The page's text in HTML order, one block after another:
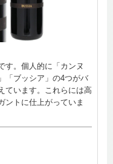
す。個人的に「カンヌ
「ブッシア」の4つがバ
ています。これらには高
ントに仕上がっていま